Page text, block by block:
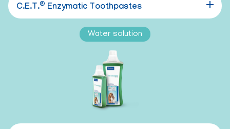
C.E.T.® Enzymatic Toothpastes
Water solution